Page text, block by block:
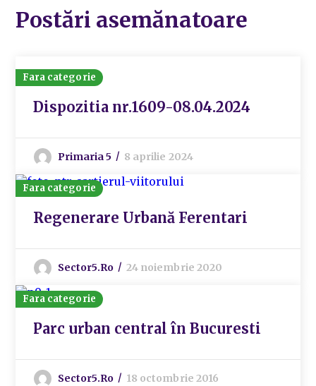
Postări asemănatoare
Fara categorie
Dispozitia nr.1609-08.04.2024
Primaria 5 8 aprilie 2024
Fara categorie
Regenerare Urbană Ferentari
Sector5.ro 24 noiembrie 2020
Fara categorie
Parc urban central în Bucuresti
Sector5.ro 18 octombrie 2016